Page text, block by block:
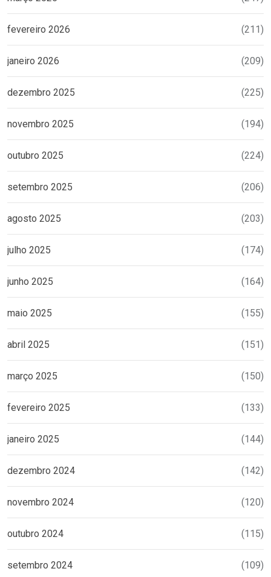
fevereiro 2026 (211)
janeiro 2026 (209)
dezembro 2025 (225)
novembro 2025 (194)
outubro 2025 (224)
setembro 2025 (206)
agosto 2025 (203)
julho 2025 (174)
junho 2025 (164)
maio 2025 (155)
abril 2025 (151)
março 2025 (150)
fevereiro 2025 (133)
janeiro 2025 (144)
dezembro 2024 (142)
novembro 2024 (120)
outubro 2024 (115)
setembro 2024 (109)